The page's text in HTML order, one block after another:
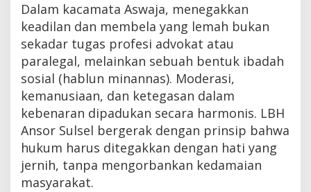
Dalam kacamata Aswaja, menegakkan
keadilan dan membela yang lemah bukan
sekadar tugas profesi advokat atau
paralegal, melainkan sebuah bentuk ibadah
sosial (hablun minannas). Moderasi,
kemanusiaan, dan ketegasan dalam
kebenaran dipadukan secara harmonis. LBH
Ansor Sulsel bergerak dengan prinsip bahwa
hukum harus ditegakkan dengan hati yang
jernih, tanpa mengorbankan kedamaian
masyarakat.